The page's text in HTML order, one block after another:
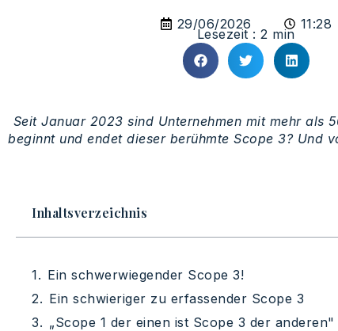
29/06/2026 11:28
Lesezeit : 2 min
Seit Januar 2023 sind Unternehmen mit mehr als
beginnt und endet dieser berühmte Scope 3? Und
Inhaltsverzeichnis
Ein schwerwiegender Scope 3!
Ein schwieriger zu erfassender Scope 3
„Scope 1 der einen ist Scope 3 der anderen"